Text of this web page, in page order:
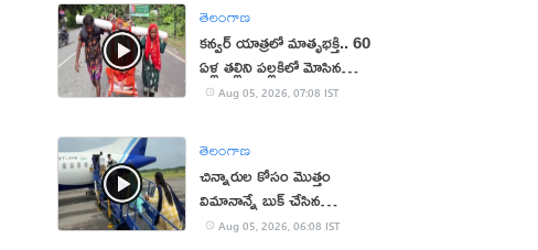
తెలంగాణ
కన్వర్ యాత్రలో మాతృభక్తి.. 60
ఏళ్ల తల్లిని పల్లకిలో మోసిన
కొడుకు, కోడలు!
Aug 05, 2026, 07:08 IST
తెలంగాణ
చిన్నారుల కోసం మొత్తం
విమానాన్నే బుక్ చేసిన
యూట్యూబర్
Aug 05, 2026, 06:08 IST